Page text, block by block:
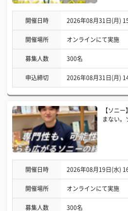
開催日時 2026年08月31日(月)
開催場所 オンラインにて実施
募集人数 300名
申込締切 2026年08月31日(月)
【ソニ
まない。
開催日時 2026年08月19日(水)
開催場所 オンラインにて実施
募集人数 300名